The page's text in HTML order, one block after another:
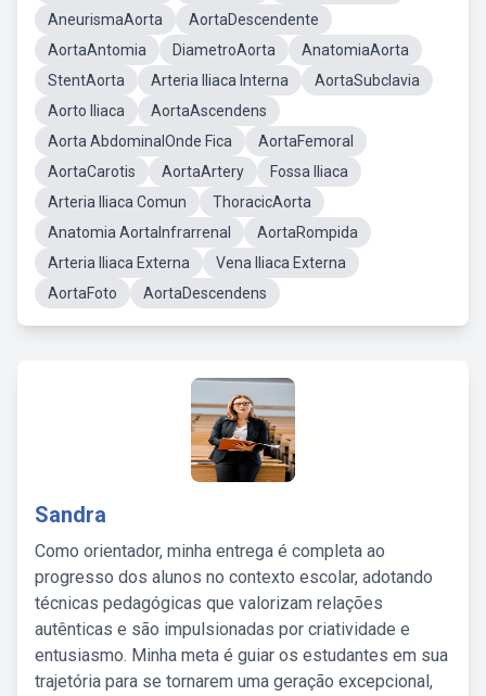
AneurismaAorta
AortaDescendente
AortaAntomia
DiametroAorta
AnatomiaAorta
StentAorta
Arteria Iliaca Interna
AortaSubclavia
Aorto Iliaca
AortaAscendens
Aorta AbdominalOnde Fica
AortaFemoral
AortaCarotis
AortaArtery
Fossa Iliaca
Arteria Iliaca Comun
ThoracicAorta
Anatomia AortaInfrarrenal
AortaRompida
Arteria Iliaca Externa
Vena Iliaca Externa
AortaFoto
AortaDescendens
Sandra
Como orientador, minha entrega é completa ao
progresso dos alunos no contexto escolar, adotando
técnicas pedagógicas que valorizam relações
autênticas e são impulsionadas por criatividade e
entusiasmo. Minha meta é guiar os estudantes em sua
trajetória para se tornarem uma geração excepcional,